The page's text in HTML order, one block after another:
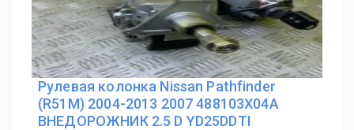
Рулевая колонка Nissan Pathfinder
(R51M) 2004-2013 2007 488103X04A
ВНЕДОРОЖНИК 2.5 D YD25DDTI